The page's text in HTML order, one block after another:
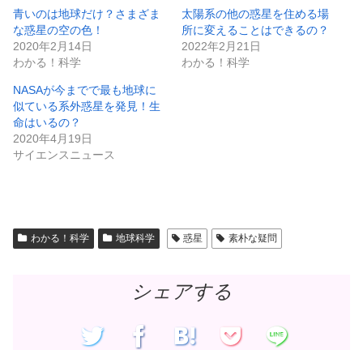
t
t
e
r
で
共
有
新
し
い
ウ
ィ
ン
ド
ウ
共
有
す
る
に
は
ッ
ク
し
だ
さ
い
ン
ド
ウ
青いのは地球だけ？さまざま
な惑星の空の色！
2020年2月14日
わかる！科学
太陽系の他の惑星を住める場
所に変えることはできるの？
2022年2月21日
わかる！科学
NASAが今までで最も地球に
似ている系外惑星を発見！生
命はいるの？
2020年4月19日
サイエンスニュース
わかる！科学 地球科学 惑星 素朴な疑問
シェアする